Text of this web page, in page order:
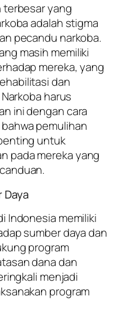
yang
adalah stigma
pecandu narkoba.
masih memiliki
mereka, yang
dan
harus
ini dengan cara
pemulihan
untuk
pada mereka yang
Daya
Indonesia memiliki
sumber daya dan
program
dana dan
menjadi
program